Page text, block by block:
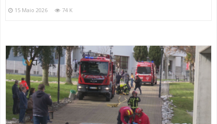
15 Maio 2026 74 K